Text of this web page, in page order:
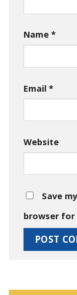
Name *
Email *
Website
Save
browser for